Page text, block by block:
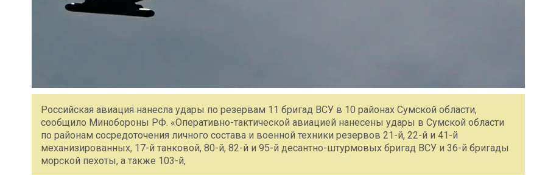
Российская авиация нанесла удары по резервам 11 бригад ВСУ в 10 районах Сумской области,
сообщило Минобороны РФ. «Оперативно-тактической авиацией нанесены удары в Сумской области
по районам сосредоточения личного состава и военной техники резервов 21-й, 22-й и 41-й
механизированных, 17-й танковой, 80-й, 82-й и 95-й десантно-штурмовых бригад ВСУ и 36-й бригады
морской пехоты, а также 103-й,